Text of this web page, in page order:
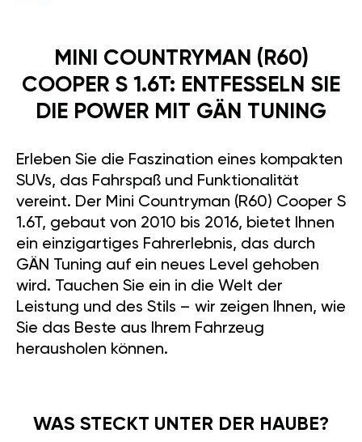
MINI COUNTRYMAN (R60)
COOPER S 1.6T: ENTFESSELN SIE
DIE POWER MIT GÄN TUNING
Erleben Sie die Faszination eines kompakten
SUVs, das Fahrspaß und Funktionalität
vereint. Der Mini Countryman (R60) Cooper S
1.6T, gebaut von 2010 bis 2016, bietet Ihnen
ein einzigartiges Fahrerlebnis, das durch
GÄN Tuning auf ein neues Level gehoben
wird. Tauchen Sie ein in die Welt der
Leistung und des Stils – wir zeigen Ihnen, wie
Sie das Beste aus Ihrem Fahrzeug
herausholen können.
WAS STECKT UNTER DER HAUBE?